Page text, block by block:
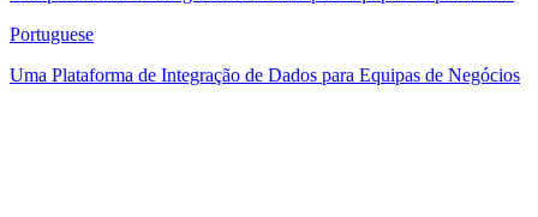
Portuguese
Uma Plataforma de Integração de Dados para Equipas de Negócios